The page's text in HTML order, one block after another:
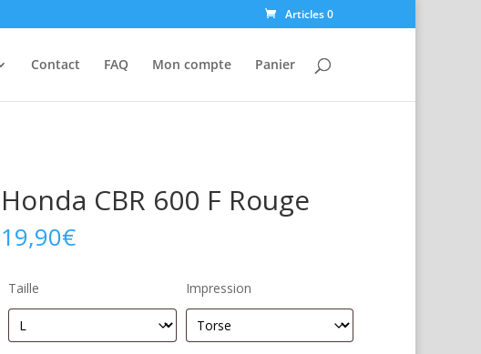
Articles 0
Contact FAQ Mon compte Panier
Honda CBR 600 F Rouge
19,90€
Taille Impression